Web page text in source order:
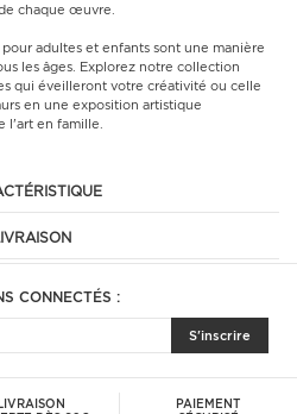
chaque œuvre.
adultes et enfants sont une manière
les âges. Explorez notre collection
qui éveilleront votre créativité ou celle
en une exposition artistique
l'art en famille.
CONNECTÉS :
S'inscrire
PAIEMENT